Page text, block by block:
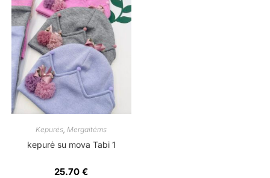
Kepurės Mergaitėms
kepurė su mova Tabi 1
25.70€